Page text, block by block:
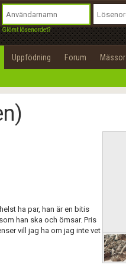
Glömt lösenordet?
Uppfödning Forum Mässor
ha par, han är en bitis
han ska och ömsar. Pris
vill jag ha om jag inte vet
till förstasidan